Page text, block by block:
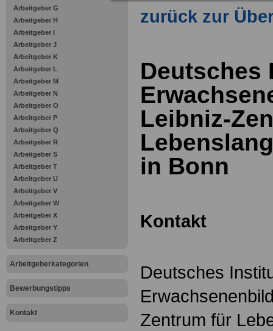
Arbeitgeber G
Arbeitgeber H
Arbeitgeber I
Arbeitgeber J
Arbeitgeber K
Arbeitgeber L
Arbeitgeber M
Arbeitgeber N
Arbeitgeber O
Arbeitgeber P
Arbeitgeber Q
Arbeitgeber R
Arbeitgeber S
Arbeitgeber T
Arbeitgeber U
Arbeitgeber V
Arbeitgeber W
Arbeitgeber X
Arbeitgeber Y
Arbeitgeber Z
Arbeitgeberkategorien
Bewerbungstipps
Kontakt
zurück zur
Deutsches
Leibniz-
in Bonn
Kontakt
Deutsches
Zentrum für